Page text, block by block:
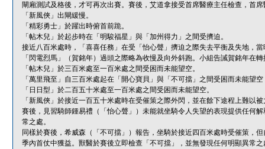
閘廂測試及格後，才可再次出賽。賽後，艾道拿接受首席醫療主任檢查，首
「新風俠」出閘緩慢。
「精彩勇士」於躍出時俯首前跪。
「帖木兒」於起步時在「明駿福星」與「加州得力」之間受擠迫。
接近八百米處時，「喜喜任務」在受「怡心聲」擠迫之際失去平衡及失地，
「閃電烈馬」（賀銘年）過頭之際略為收慢及向外斜跑。小組告誡賀銘年在
「帖木兒」於三百米處至一百米處之間受困而未能望空。
「萬里飛至」自三百米處起在「開心寶貝」與「不可擋」之間受困而未能望
「日日型」於二百五十米處至一百米處之間受困而未能望空。
「新風俠」於接近一百五十米處時在受催策之際外閃，並在餘下途程上難以
賽後，見習騎師鍾易禮（「怡心聲」）未能就坐騎令人失望的表現提供任何
常之處。
同樣於賽後，希威森（「不可擋」）報告，坐騎於接近四百米處時受催策，
季內首仗中獲益。獸醫於賽後立即檢查「不可擋」，並無發現任何明顯異常之